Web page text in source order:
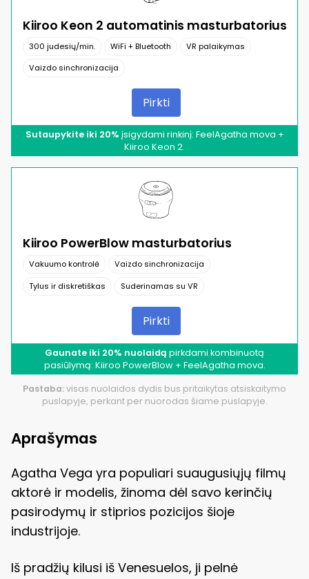
Kiiroo Keon 2 automatinis masturbatorius
300 judesių/min. WiFi + Bluetooth
VR palaikymas
Vaizdo sinchronizacija
Pirkti
Sutaupykite iki 20% įsigydami rinkinį: FeelAgatha mova +
Kiiroo Keon 2.
Kiiroo PowerBlow masturbatorius
Vakuumo kontrolė
Vaizdo sinchronizacija
Tylus ir diskretiškas
Suderinamas su VR
Pirkti
Gaunate iki 20% nuolaidą pirkdami kombinuotą
pasiūlymą: Kiiroo PowerBlow + FeelAgatha mova.
Pastaba:visas nuolaidos dydis bus pritaikytas atsiskaitymo
puslapyje, perkant per nuorodas šiame puslapyje.
Aprašymas
Agatha Vega yra populiari suaugusiųjų filmų
aktorė ir modelis, žinoma dėl savo kerinčių
pasirodymų ir stiprios pozicijos šioje
industrijoje.
Iš pradžių kilusi iš Venesuelos, ji pelnė